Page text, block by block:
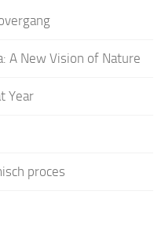
A New Vision of Nature
Year
proces